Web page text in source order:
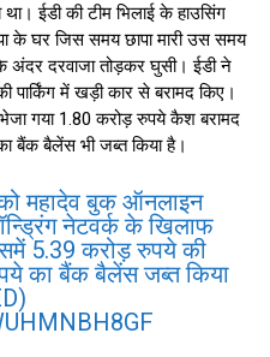
था। ईडी की टीम भिलाई के हाउसिंग
के घर जिस समय छापा मारी उस समय
अंदर दरवाजा तोड़कर घुसी। ईडी ने
में खड़ी कार से बरामद किए।
गया 1.80 करोड़ रुपये कैश बरामद
बैंक बैलेंस भी जब्त किया है।
महादेव बुक ऑनलाइन
नेटवर्क के खिलाफ
5.39 करोड़ रुपये की
का बैंक बैलेंस जब्त किया